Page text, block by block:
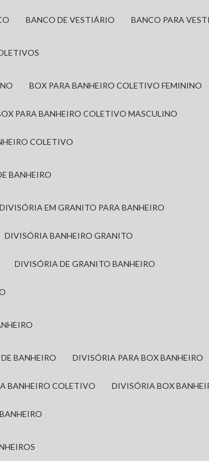
BANCO DE VESTIÁRIO BANCO PARA
BOX PARA BANHEIRO COLETIVO FEMININO
BOX PARA BANHEIRO COLETIVO MASCULINO
COLETIVO
BANHEIRO
DIVISÓRIA EM GRANITO PARA BANHEIRO
DIVISÓRIA BANHEIRO GRANITO
DIVISÓRIA DE GRANITO BANHEIRO
BANHEIRO DIVISÓRIA PARA BOX BANHEIRO
BANHEIRO COLETIVO DIVISÓRIA BOX